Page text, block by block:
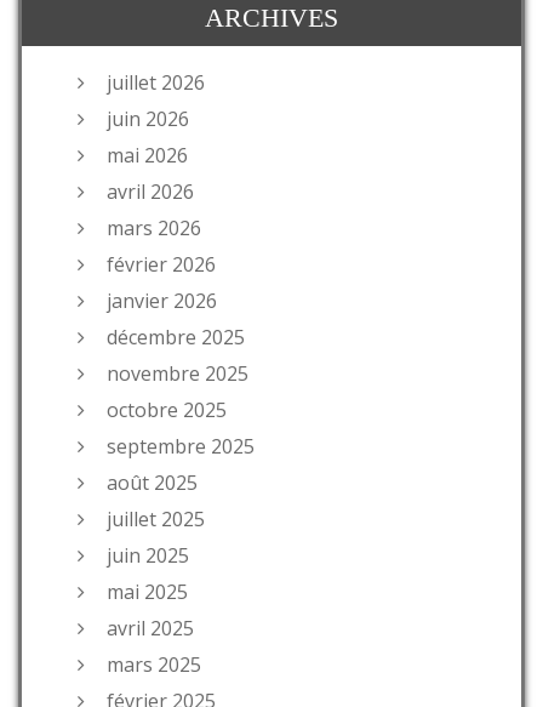
ARCHIVES
juillet 2026
juin 2026
mai 2026
avril 2026
mars 2026
février 2026
janvier 2026
décembre 2025
novembre 2025
octobre 2025
septembre 2025
août 2025
juillet 2025
juin 2025
mai 2025
avril 2025
mars 2025
février 2025